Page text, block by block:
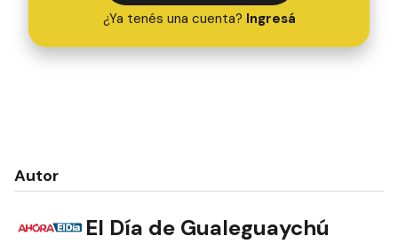
¿Ya tenés una cuenta? Ingresá
Autor
El Día de Gualeguaychú